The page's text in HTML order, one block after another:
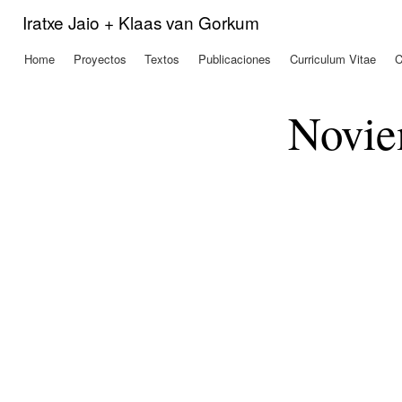
Iratxe Jaio + Klaas van Gorkum
Menú principal
Home Proyectos Textos Publicaciones Curriculum Vitae